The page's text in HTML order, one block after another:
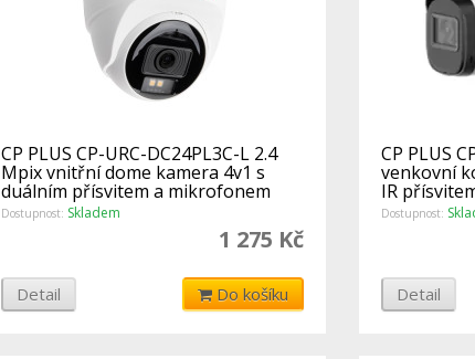
CP PLUS CP-URC-DC24PL3C-L 2.4
Mpix vnitřní dome kamera 4v1 s
duálním přísvitem a mikrofonem
Dostupnost: Skladem
1 275 Kč
Detail Do košíku
CP PLUS
venkovní
IR
Dostupnost:
Detail